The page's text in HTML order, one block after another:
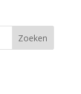
Zoeken